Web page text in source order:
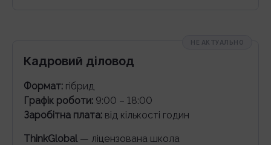
Кадровий діловод
НЕ АКТУАЛЬНО
Формат: гібрид
Графік роботи: 9:00 – 18:00
Заробітна плата: від кількості годин
ThinkGlobal — ліцензована школа